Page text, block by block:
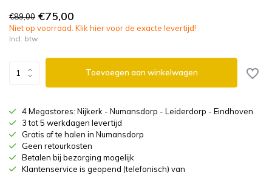
€89,00 €75,00
Niet op voorraad. Klik hier voor de exacte levertijd!
Incl. btw
Toevoegen aan winkelwagen
4 Megastores: Nijkerk - Numansdorp - Leiderdorp - Eindhoven
3 tot 5 werkdagen levertijd
Gratis af te halen in Numansdorp
Geen retourkosten
Betalen bij bezorging mogelijk
Klantenservice is geopend (telefonisch) van